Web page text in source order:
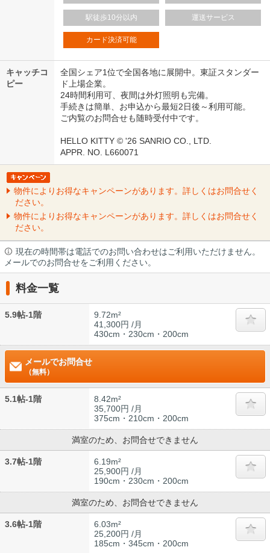
駅徒歩10分以内 運送サービス
カード決済可能
キャッチコ
ピー
全国シェア1位で全国各地に展開中。東証スタンダー
ド上場企業。
24時間利用可、夜間は外灯照明も完備。
手続きは簡単、お申込から最短2日後～利用可能。
ご内覧のお問合せも随時受付中です。
HELLO KITTY © '26 SANRIO CO., LTD.
APPR. NO. L660071
物件によりお得なキャンペーンがあります。詳しくはお問合せく
ださい。
物件によりお得なキャンペーンがあります。詳しくはお問合せく
ださい。
現在の時間帯は電話でのお問い合わせはご利用いただけません。
メールでのお問合せをご利用ください。
料金一覧
5.9帖-1階
9.72m²
41,300円 /月
430cm・230cm・200cm
メールでお問合せ
（無料）
5.1帖-1階
8.42m²
35,700円 /月
375cm・210cm・200cm
満室のため、お問合せできません
3.7帖-1階
6.19m²
25,900円 /月
190cm・230cm・200cm
満室のため、お問合せできません
3.6帖-1階
6.03m²
25,200円 /月
185cm・345cm・200cm